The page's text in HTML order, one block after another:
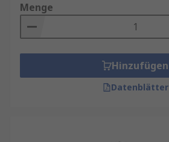
Menge
Hinzufügen
Datenblätter